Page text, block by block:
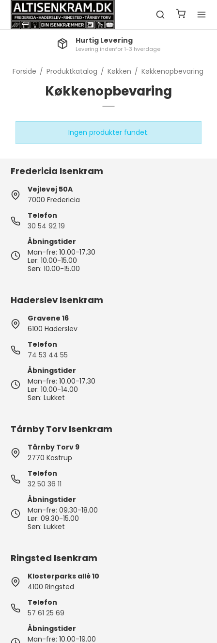
Hurtig Levering
Levering indenfor 1-3 hverdage
Forside / Produktkatalog / Køkken / Køkkenopbevaring
Køkkenopbevaring
Ingen produkter fundet.
Fredericia Isenkram
Vejlevej 50A
7000 Fredericia
Telefon
30 54 92 19
Åbningstider
Man-fre: 10.00-17.30
Lør: 10.00-15.00
Søn: 10.00-15.00
Haderslev Isenkram
Gravene 16
6100 Haderslev
Telefon
74 53 44 55
Åbningstider
Man-fre: 10.00-17.30
Lør: 10.00-14.00
Søn: Lukket
Tårnby Torv Isenkram
Tårnby Torv 9
2770 Kastrup
Telefon
32 50 36 11
Åbningstider
Man-fre: 09.30-18.00
Lør: 09.30-15.00
Søn: Lukket
Ringsted Isenkram
Klosterparks allé 10
4100 Ringsted
Telefon
57 61 25 69
Åbningstider
Man-fre: 10.00-19.00